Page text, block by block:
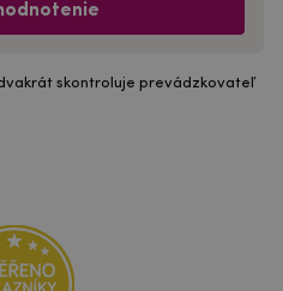
skontroluje prevádzkovateľ